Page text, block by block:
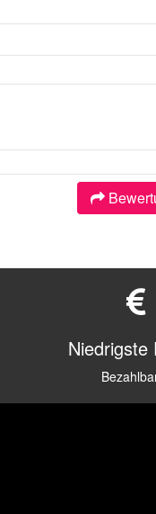
Niedrigste